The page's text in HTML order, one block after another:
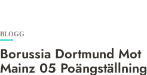
BLOGG
Borussia Dortmund Mot
Mainz 05 Poängställning